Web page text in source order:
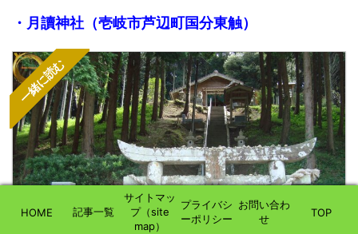
・月讀神社（壱岐市芦辺町国分東触）
一緒に読む
HOME 記事一覧
サイトマッ
プ（site
map）
プライバシ
ーポリシー
お問い合わ
せ
TOP